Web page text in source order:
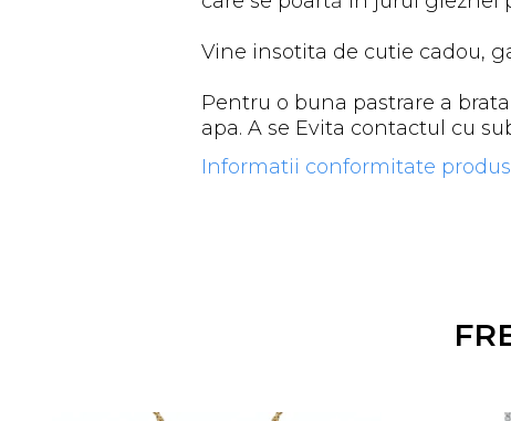
Vine insotita de cutie cadou,
Pentru o buna pastrare a
apa. A se Evita contactul cu
Informatii conformitate produs